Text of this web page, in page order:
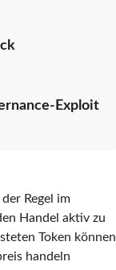
Exploit
Regel im
Handel aktiv zu
Token können
handeln